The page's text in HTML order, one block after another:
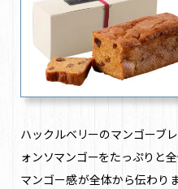
ハックルベリーのマンゴーブ
ォンソマンゴーをたっぷりと
マンゴー感が全体から伝わり